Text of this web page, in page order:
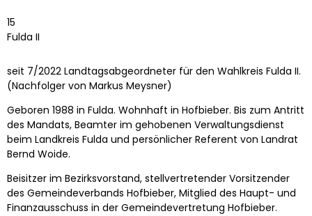
15
Fulda II
seit 7/2022 Landtagsabgeordneter für den Wahlkreis Fulda II.
(Nachfolger von Markus Meysner)
Geboren 1988 in Fulda. Wohnhaft in Hofbieber. Bis zum Antritt
des Mandats, Beamter im gehobenen Verwaltungsdienst
beim Landkreis Fulda und persönlicher Referent von Landrat
Bernd Woide.
Beisitzer im Bezirksvorstand, stellvertretender Vorsitzender
des Gemeindeverbands Hofbieber, Mitglied des Haupt- und
Finanzausschuss in der Gemeindevertretung Hofbieber.